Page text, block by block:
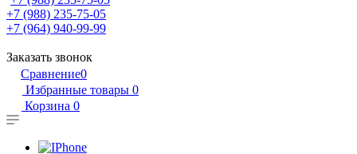
+7 (988) 235-75-05
+7 (964) 940-99-99
Заказать звонок
Сравнение0
Избранные товары 0
Корзина 0